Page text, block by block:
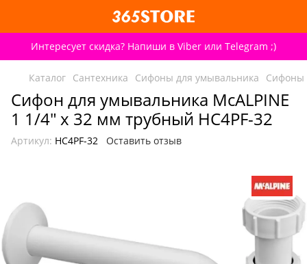
Интересует скидка? Напиши в Viber или Telegram ;)
Каталог Сантехника Сифоны для умывальника Сифоны
Сифон для умывальника McALPINE
1 1/4″ x 32 мм трубный HC4PF-32
Артикул: HC4PF-32 Оставить отзыв